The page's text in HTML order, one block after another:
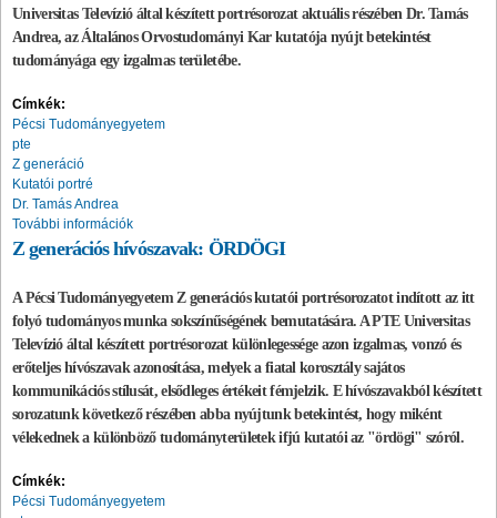
Universitas Televízió által készített portrésorozat aktuális részében Dr. Tamás
Andrea, az Általános Orvostudományi Kar kutatója nyújt betekintést
tudományága egy izgalmas területébe.
Címkék:
Pécsi Tudományegyetem
pte
Z generáció
Kutatói portré
Dr. Tamás Andrea
További információk
Z generációs hívószavak: ÖRDÖGI
A Pécsi Tudományegyetem Z generációs kutatói portrésorozatot indított az itt
folyó tudományos munka sokszínűségének bemutatására. A PTE Universitas
Televízió által készített portrésorozat különlegessége azon izgalmas, vonzó és
erőteljes hívószavak azonosítása, melyek a fiatal korosztály sajátos
kommunikációs stílusát, elsődleges értékeit fémjelzik. E hívószavakból készített
sorozatunk következő részében abba nyújtunk betekintést, hogy miként
vélekednek a különböző tudományterületek ifjú kutatói az "ördögi" szóról.
Címkék:
Pécsi Tudományegyetem